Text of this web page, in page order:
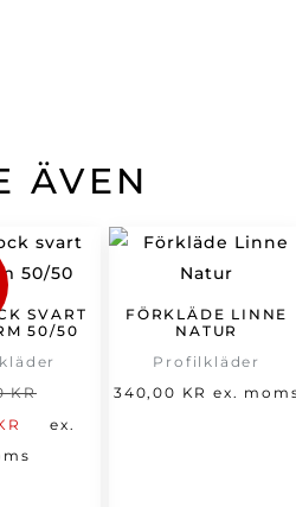
ÄVEN
SVART
50/50
KR
ursprungliga
Det
ex.
FÖRKLÄDE LINNE
NATUR
Profilkläder
340,00 KR ex.